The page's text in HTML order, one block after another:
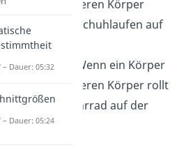
auf einem anderen Körper
gleitet (Schlittschuhlaufen auf
dem Eis).
Rollreibung
Wenn ein Körper
auf einem anderen Körper rollt
(fahrendes Fahrrad auf der
Straße).
– Dauer: 05:32
– Dauer: 05:24